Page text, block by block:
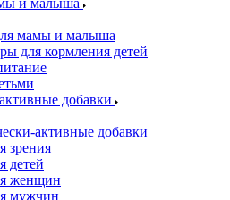
и малыша
мамы и малыша
для кормления детей
добавки
активные добавки
зрения
детей
женщин
мужчин